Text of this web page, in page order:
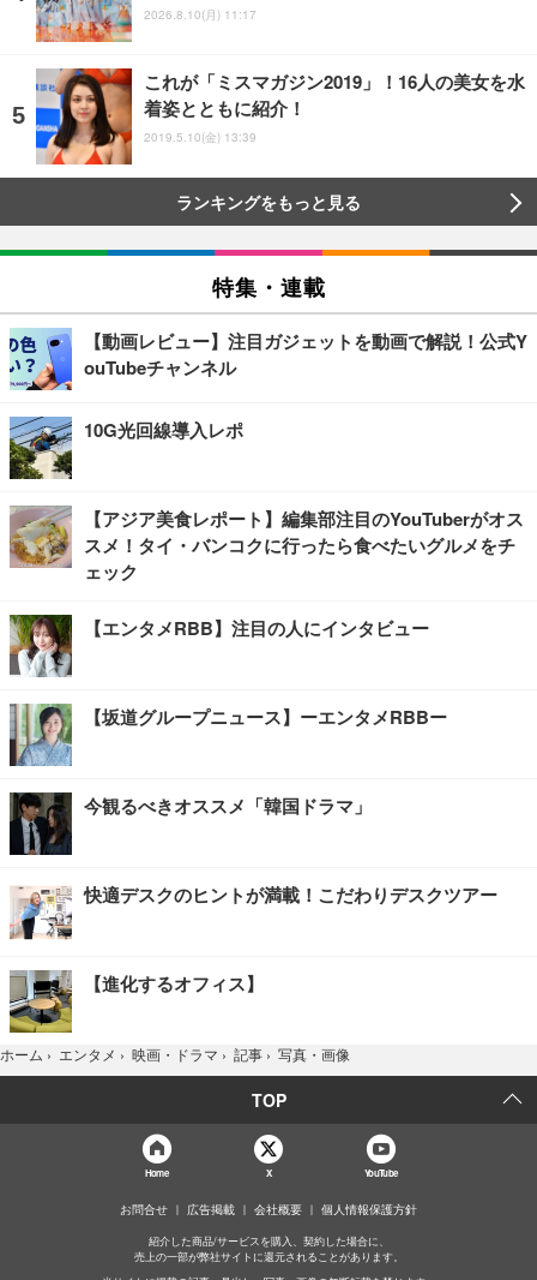
2026.8.10(月) 11:17
これが「ミスマガジン2019」！16人の美女を水
着姿とともに紹介！
2019.5.10(金) 13:39
ランキングをもっと見る
特集・連載
【動画レビュー】注目ガジェットを動画で解説！公式Y
ouTubeチャンネル
10G光回線導入レポ
【アジア美食レポート】編集部注目のYouTuberがオス
スメ！タイ・バンコクに行ったら食べたいグルメをチ
ェック
【エンタメRBB】注目の人にインタビュー
【坂道グループニュース】ーエンタメRBBー
今観るべきオススメ「韓国ドラマ」
快適デスクのヒントが満載！こだわりデスクツアー
【進化するオフィス】
ホーム › エンタメ › 映画・ドラマ › 記事 › 写真・画像
TOP
Home X YouTube
お問合せ 広告掲載 会社概要 個人情報保護方針
紹介した商品/サービスを購入、契約した場合に、
売上の一部が弊社サイトに還元されることがあります。